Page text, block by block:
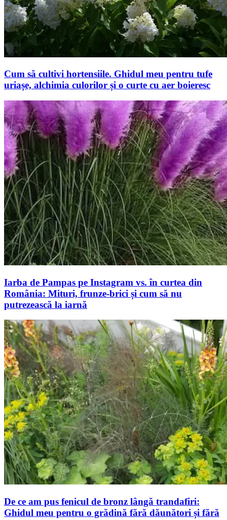
Cum să cultivi hortensiile. Ghidul meu pentru tufe
uriașe, alchimia culorilor și o curte cu aer boieresc
Iarba de Pampas pe Instagram vs. în curtea din
România: Mituri, frunze-brici și cum să nu
putrezească la iarnă
De ce am pus fenicul de bronz lângă trandafiri:
Ghidul meu pentru o grădină fără dăunători și fără